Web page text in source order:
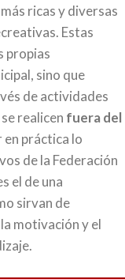
ricas y diversas
Estas
propias
sino que
de actividades
realicen fuera del
en práctica lo
de la Federación
el de una
sirvan de
motivación y el